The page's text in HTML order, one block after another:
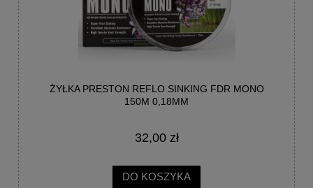
ŻYŁKA PRESTON REFLO SINKING FDR MONO
150M 0,18MM
32,00 zł
DO KOSZYKA